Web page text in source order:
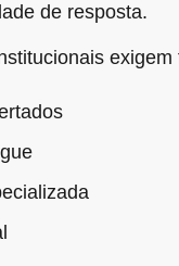
de resposta.
exigem